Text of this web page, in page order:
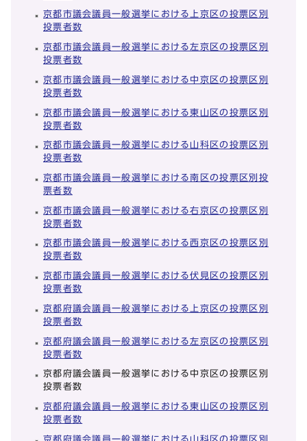
京都市議会議員一般選挙における上京区の投票区別
投票者数
京都市議会議員一般選挙における左京区の投票区別
投票者数
京都市議会議員一般選挙における中京区の投票区別
投票者数
京都市議会議員一般選挙における東山区の投票区別
投票者数
京都市議会議員一般選挙における山科区の投票区別
投票者数
京都市議会議員一般選挙における南区の投票区別投
票者数
京都市議会議員一般選挙における右京区の投票区別
投票者数
京都市議会議員一般選挙における西京区の投票区別
投票者数
京都市議会議員一般選挙における伏見区の投票区別
投票者数
京都府議会議員一般選挙における上京区の投票区別
投票者数
京都府議会議員一般選挙における左京区の投票区別
投票者数
京都府議会議員一般選挙における中京区の投票区別
投票者数
京都府議会議員一般選挙における東山区の投票区別
投票者数
京都府議会議員一般選挙における山科区の投票区別